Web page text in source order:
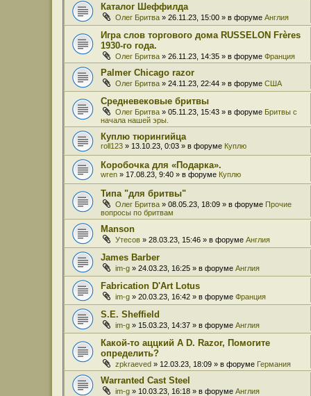
Каталог Шеффилда
Олег Бритва » 26.11.23, 15:00 » в форуме Англия
Игра слов торгового дома RUSSELON Frères
1930-го года.
Олег Бритва » 26.11.23, 14:35 » в форуме Франция
Palmer Chicago razor
Олег Бритва » 24.11.23, 22:44 » в форуме США
Средневековые бритвы
Олег Бритва » 05.11.23, 15:43 » в форуме Бритвы с
начала нашей эры.
Куплю тюрингийца
roll123 » 13.10.23, 0:03 » в форуме Куплю
Коробочка для «Подарка».
wren » 17.08.23, 9:40 » в форуме Куплю
Типа "для бритвы"
Олег Бритва » 08.05.23, 18:09 » в форуме Прочие
вопросы по бритвам
Manson
Утесов » 28.03.23, 15:46 » в форуме Англия
James Barber
im-g » 24.03.23, 16:25 » в форуме Англия
Fabrication D'Art Lotus
im-g » 20.03.23, 16:42 » в форуме Франция
S.E. Sheffield
im-g » 15.03.23, 14:37 » в форуме Англия
Какой-то аццкий A D. Razor, Помогите
определить?
zpkraeved » 12.03.23, 18:09 » в форуме Германия
Warranted Cast Steel
im-g » 10.03.23, 16:18 » в форуме Англия